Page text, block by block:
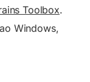
Toolbox.
Windows,